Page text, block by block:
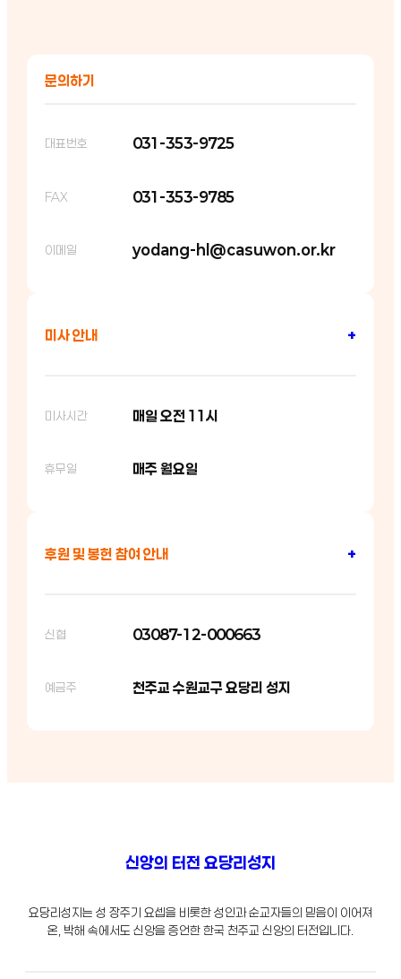
문의하기
대표번호 031-353-9725
FAX 031-353-9785
이메일 yodang-hl@casuwon.or.kr
미사 안내 +
미사시간 매일 오전 11시
휴무일 매주 월요일
후원 및 봉헌 참여 안내 +
신협 03087-12-000663
예금주 천주교 수원교구 요당리 성지
신앙의 터전 요당리성지
요당리성지는 성 장주기 요셉을 비롯한 성인과 순교자들의 믿음이 이어져
온, 박해 속에서도 신앙을 증언한 한국 천주교 신앙의 터전입니다.